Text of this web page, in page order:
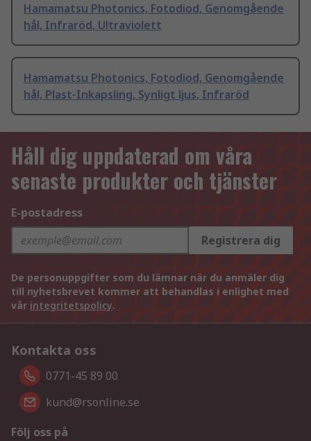
Hamamatsu Photonics, Fotodiod, Genomgående
hål, Infraröd, Ultraviolett
Hamamatsu Photonics, Fotodiod, Genomgående
hål, Plast-Inkapsling, Synligt ljus, Infraröd
Håll dig uppdaterad om våra
senaste produkter och tjänster
E-postadress
Registrera dig
De personuppgifter som du lämnar när du anmäler dig
till nyhetsbrevet kommer att behandlas i enlighet med
vår integritetspolicy.
Kontakta oss
0771-45 89 00
kund@rsonline.se
Följ oss på